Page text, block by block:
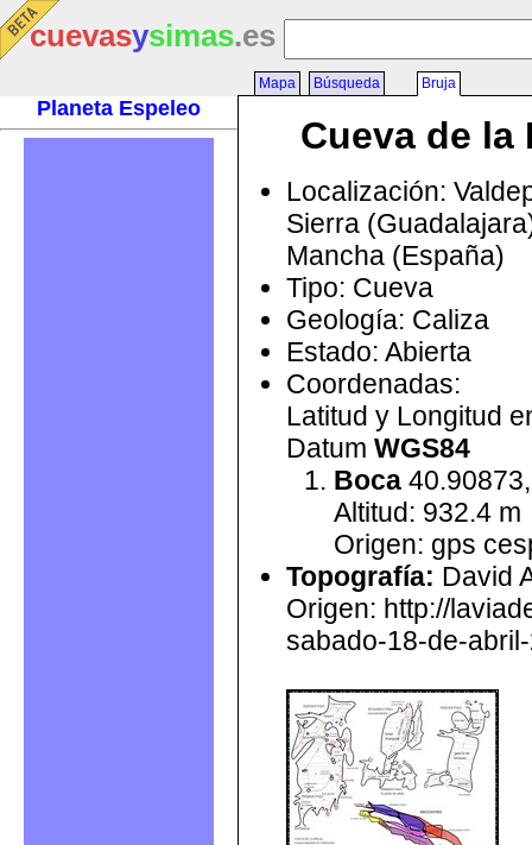
cuevasysimas.es
Planeta Espeleo
Mapa Búsqueda Bruja
Cueva de la
Localización:
Sierra
Mancha (España)
Tipo: Cueva
Geología: Caliza
Estado: Abierta
Coordenadas:
Latitud y Longitud
Datum WGS84
Boca
Altitud: 932.4 m
Origen: gps
Topografía: David
Origen: http://
sabado-18-de-